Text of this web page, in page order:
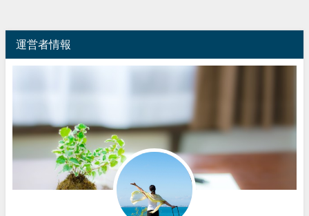
運営者情報